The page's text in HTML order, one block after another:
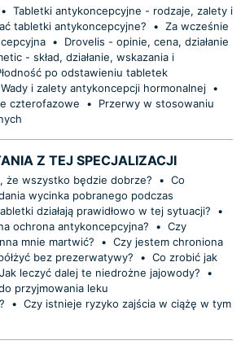
• Tabletki antykoncepcyjne - rodzaje, zalety i
tabletki antykoncepcyjne? • Za wcześnie
•
Drovelis - opinie, cena, działanie
- skład, działanie, wskazania i
po odstawieniu tabletek
Wady i zalety antykoncepcji hormonalnej •
czterofazowe
•
Przerwy w stosowaniu
Z TEJ SPECJALIZACJI
że wszystko będzie dobrze? • Co
wycinka pobranego podczas
działają prawidłowo w tej sytuacji?
•
ochrona antykoncepcyjna?
• Czy
mnie martwić?
• Czy jestem chroniona
bez prezerwatywy?
• Co zrobić jak
Jak leczyć dalej te niedrożne jajowody?
•
przyjmowania leku
• Czy istnieje ryzyko zajścia w ciążę w tym